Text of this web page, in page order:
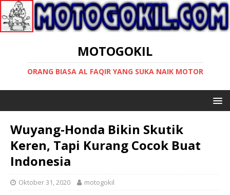
MOTOGOKIL
ORANG BIASA AL FAQIR YANG SUKA NAIK MOTOR
Wuyang-Honda Bikin Skutik
Keren, Tapi Kurang Cocok Buat
Indonesia
Oktober 31, 2020 motogokil